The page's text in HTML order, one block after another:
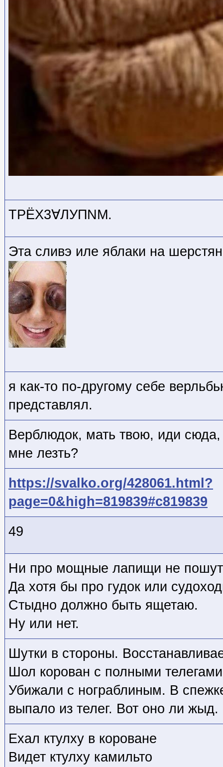
ТРЁХ3∀ЛУПNМ.
Эта сливэ иле яблаки на
я как-то по-другому себе
представлял.
Верблюдок, мать твою, иди
мне лезть?
https://svalko.org/428061.html?
page=0&high=819839#c819839
49
Ни про мощные лапищи не
Да хотя бы про гудок или
Стыдно должно быть ящетаю.
Ну или нет.
Шутки в стороны.
Шол корован с полными
Убижали с нограблиным. В
выпало из телег. Вот оно ли жыд.
Ехал ктулху в короване
Видет ктулху камильто